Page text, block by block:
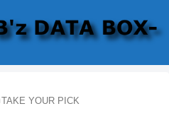
TAKE YOUR PICK